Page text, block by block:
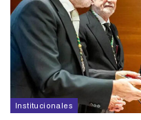
Institucionales